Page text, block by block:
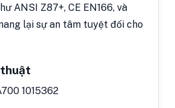
ANSI Z87+, CE EN166, và
lại sự an tâm tuyệt đối cho
1015362